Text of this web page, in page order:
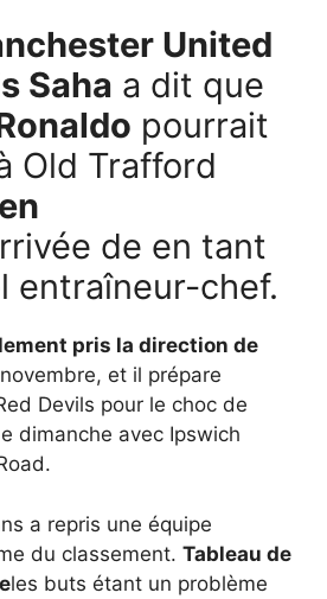
United
Saha a dit que
pourrait
Old Trafford
de en tant
entraîneur-chef.
pris la direction de
novembre, et il prépare
Devils pour le choc de
dimanche avec Ipswich
a repris une équipe
du classement. Tableau de
les buts étant un problème